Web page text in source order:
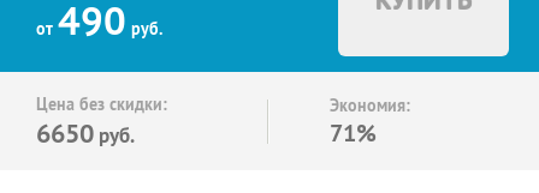
от 490 руб.
Цена без скидки:
6650 руб.
Экономия:
71%